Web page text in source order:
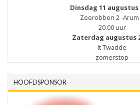
Dinsdag 11 augustus
Zeerobben 2 -Arum
20.00 uur
Zaterdag augustus
It Twadde
zomerstop
HOOFDSPONSOR